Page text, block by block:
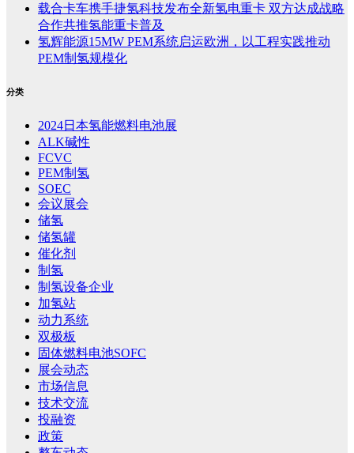
载合卡车携手捷氢科技发布全新氢电重卡 双方达成战略
合作共推氢能重卡普及
氢辉能源15MW PEM系统启运欧洲，以工程实践推动
PEM制氢规模化
分类
2024日本氢能燃料电池展
ALK碱性
FCVC
PEM制氢
SOEC
会议展会
储氢
储氢罐
催化剂
制氢
制氢设备企业
加氢站
动力系统
双极板
固体燃料电池SOFC
展会动态
市场信息
技术交流
投融资
政策